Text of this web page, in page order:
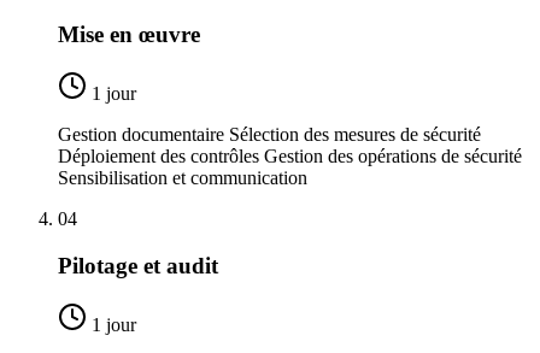
Mise en œuvre
1 jour
Gestion documentaire Sélection des mesures de sécurité
Déploiement des contrôles Gestion des opérations de sécurité
Sensibilisation et communication
04
Pilotage et audit
1 jour